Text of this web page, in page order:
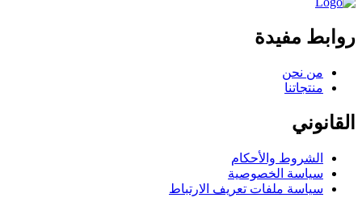
روابط مفيدة
من نحن
منتجاتنا
القانوني
الشروط والأحكام
سياسة الخصوصية
سياسة ملفات تعريف الارتباط